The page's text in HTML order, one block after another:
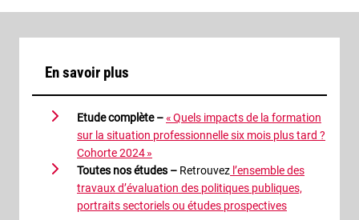
En savoir plus
Etude complète –« Quels impacts de la formation
sur la situation professionnelle six mois plus tard ?
Cohorte 2024 »
Toutes nos études – Retrouvez l’ensemble des
travaux d’évaluation des politiques publiques,
portraits sectoriels ou études prospectives